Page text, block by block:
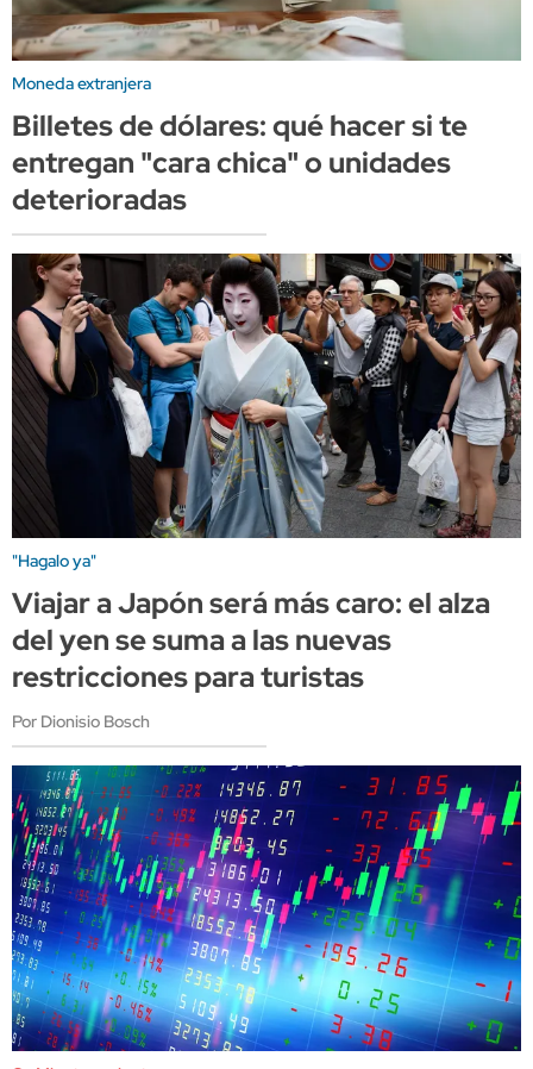
Moneda extranjera
Billetes de dólares: qué hacer si te
entregan "cara chica" o unidades
deterioradas
"Hagalo ya"
Viajar a Japón será más caro: el alza
del yen se suma a las nuevas
restricciones para turistas
Por Dionisio Bosch